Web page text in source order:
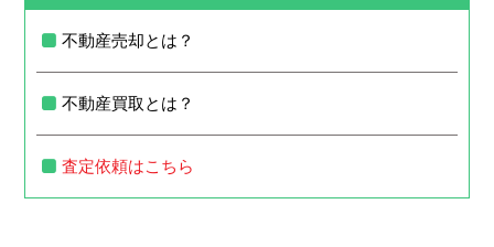
不動産売却とは？
不動産買取とは？
査定依頼はこちら